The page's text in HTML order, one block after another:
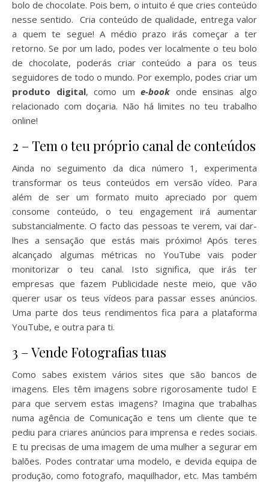
bolo de chocolate. Pois bem, o intuito é que cries conteúdo
nesse sentido. Cria conteúdo de qualidade, entrega valor
a quem te segue! A médio prazo irás começar a ter
retorno. Se por um lado, podes ver localmente o teu bolo
de chocolate, poderás criar conteúdo a para os teus
seguidores de todo o mundo. Por exemplo, podes criar um
produto digital, como ume-book onde ensinas algo
relacionado com doçaria. Não há limites no teu trabalho
online!
2 – Tem o teu próprio canal de conteúdos
Ainda no seguimento da dica número 1, experimenta
transformar os teus conteúdos em versão vídeo. Para
além de ser um formato muito apreciado por quem
consome conteúdo, o teu engagement irá aumentar
substancialmente. O facto das pessoas te verem, vai dar-
lhes a sensação que estás mais próximo! Após teres
alcançado algumas métricas no YouTube vais poder
monitorizar o teu canal. Isto significa, que irás ter
empresas que fazem Publicidade neste meio, que vão
querer usar os teus vídeos para passar esses anúncios.
Uma parte dos teus rendimentos fica para a plataforma
YouTube, e outra para ti.
3 – Vende Fotografias tuas
Como sabes existem vários sites que são bancos de
imagens. Eles têm imagens sobre rigorosamente tudo! E
para que servem estas imagens? Imagina que trabalhas
numa agência de Comunicação e tens um cliente que te
pediu para criares anúncios para imprensa e redes sociais.
E tu precisas de uma imagem de uma mulher a segurar em
balões. Podes contratar uma modelo, e devida equipa de
produção, como fotografo, maquilhador, etc. Mas também